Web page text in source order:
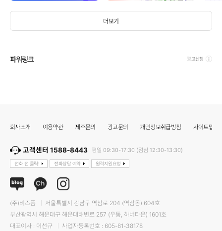
더보기
파워링크 광고신청
회사소개 이용약관 제휴문의 광고문의 개인정보취급방침 사이트맵
고객센터 1588-8443 평일 09:30-17:30 (점심 12:30-13:30)
전화 전 클릭! 전화상담 예약 원격지원요청
(주)비즈폼
서울특별시 강남구 역삼로 204 (역삼동) 604호
부산광역시 해운대구 해운대해변로 257 (우동, 하버타운) 1601호
대표이사 : 이선규
사업자등록번호 : 605-81-38178